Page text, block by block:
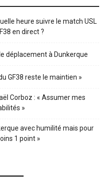
heure suivre le match USL
en direct ?
déplacement à Dunkerque
GF38 reste le maintien »
Corboz : « Assumer mes
»
avec humilité mais pour
1 point »